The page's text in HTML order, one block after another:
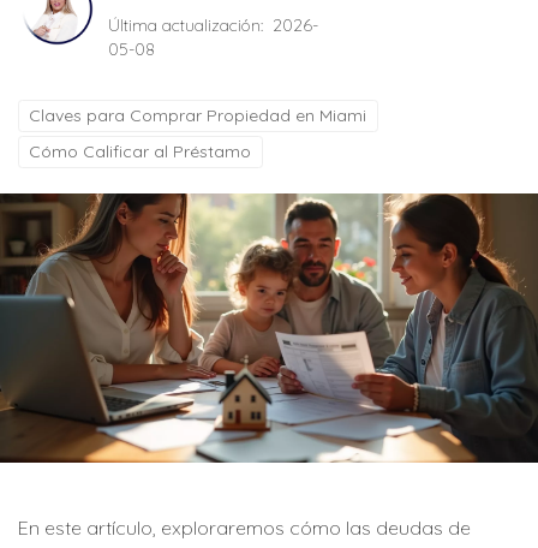
Última actualización: 2026-
05-08
Claves para Comprar Propiedad en Miami
Cómo Calificar al Préstamo
En este artículo, exploraremos cómo las deudas de